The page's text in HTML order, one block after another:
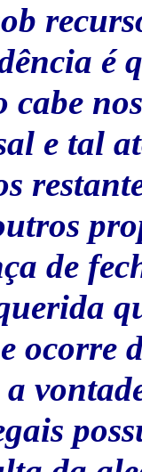
é
cabe
e tal
de
ocorre